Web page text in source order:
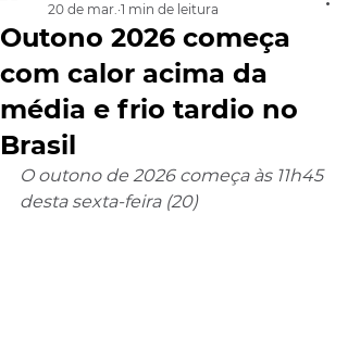
Outono 2026 começa
com calor acima da
média e frio tardio no
Brasil
20 de mar. 1 min de leitura
O outono de 2026 começa às 11h45
desta sexta-feira (20)